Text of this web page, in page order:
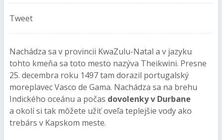
Tweet
Nachádza sa v provincii KwaZulu-Natal a v jazyku
tohto kmeňa sa toto mesto nazýva Theikwini. Presne
25. decembra roku 1497 tam dorazil portugalský
moreplavec Vasco de Gama. Nachádza sa na brehu
Indického oceánu a počas dovolenky v Durbane
a okolí si tak môžete užiť oveľa teplejšie vody ako
trebárs v Kapskom meste.